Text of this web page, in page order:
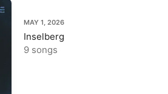
MAY 1, 2026
Inselberg
9 songs